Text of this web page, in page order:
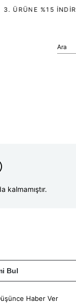
ÜRÜNE %15 İNDIRIM
Ara
kalmamıştır.
Bul
Haber Ver